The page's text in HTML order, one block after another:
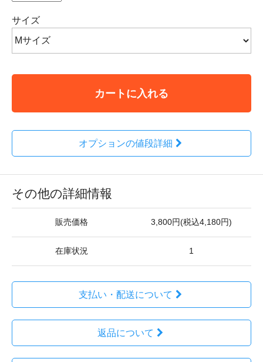
サイズ
カートに入れる
オプションの値段詳細
その他の詳細情報
販売価格 3,800円(税込4,180円)
在庫状況 1
支払い・配送について
返品について